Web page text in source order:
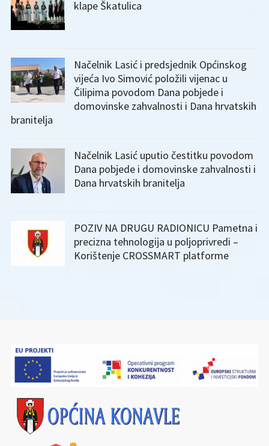
klape Škatulica
Načelnik Lasić i predsjednik Općinskog
vijeća Ivo Simović položili vijenac u
Čilipima povodom Dana pobjede i
domovinske zahvalnosti i Dana hrvatskih
branitelja
Načelnik Lasić uputio čestitku povodom
Dana pobjede i domovinske zahvalnosti i
Dana hrvatskih branitelja
POZIV NA DRUGU RADIONICU Pametna i
precizna tehnologija u poljoprivredi –
Korištenje CROSSMART platforme